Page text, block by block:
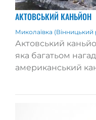
АКТОВСЬКИЙ КАНЬЙОН
Миколаївка (Вінницький
Актовський
яка багатьом
американський